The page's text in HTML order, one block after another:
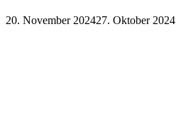
20. November 202427. Oktober 2024